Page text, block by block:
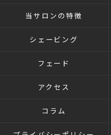
当サロンの特徴
シェービング
フェード
アクセス
コラム